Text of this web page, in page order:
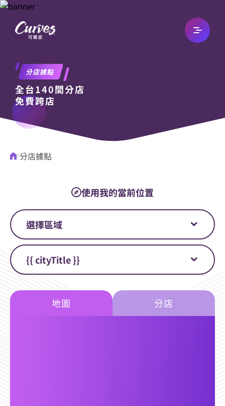
關於我們
最新消息
文章專欄
加入我們
永續企業
分店據點
全台140間分店
免費跨店
分店據點
使用我的當前位置
選擇區域
{{ cityTitle }}
地圖 分店